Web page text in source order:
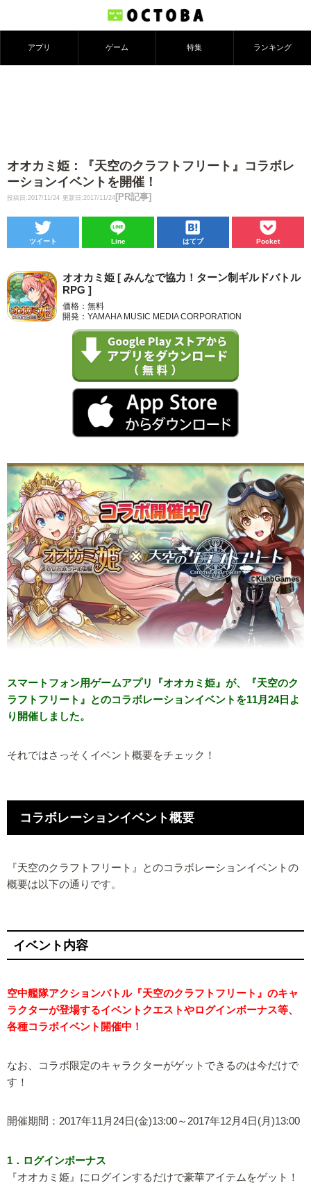
アプリ ゲーム 特集 ランキング
オオカミ姫：『天空のクラフトフリート』コラボレ
ーションイベントを開催！
投稿日:2017/11/24 更新日:2017/11/24 [PR記事]
ツイート Line はてブ Pocket
オオカミ姫 [ みんなで協力！ターン制ギルドバトル
RPG ]
価格：無料
開発：YAMAHA MUSIC MEDIA CORPORATION
スマートフォン用ゲームアプリ『オオカミ姫』が、『天空のク
ラフトフリート』とのコラボレーションイベントを11月24日よ
り開催しました。
それではさっそくイベント概要をチェック！
コラボレーションイベント概要
『天空のクラフトフリート』とのコラボレーションイベントの
概要は以下の通りです。
イベント内容
空中艦隊アクションバトル『天空のクラフトフリート』のキャ
ラクターが登場するイベントクエストやログインボーナス等、
各種コラボイベント開催中！
なお、コラボ限定のキャラクターがゲットできるのは今だけで
す！
開催期間：2017年11月24日(金)13:00～2017年12月4日(月)13:00
1．ログインボーナス
『オオカミ姫』にログインするだけで豪華アイテムをゲット！